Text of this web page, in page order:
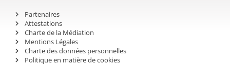
Partenaires
Attestations
Charte de la Médiation
Mentions Légales
Charte des données personnelles
Politique en matière de cookies